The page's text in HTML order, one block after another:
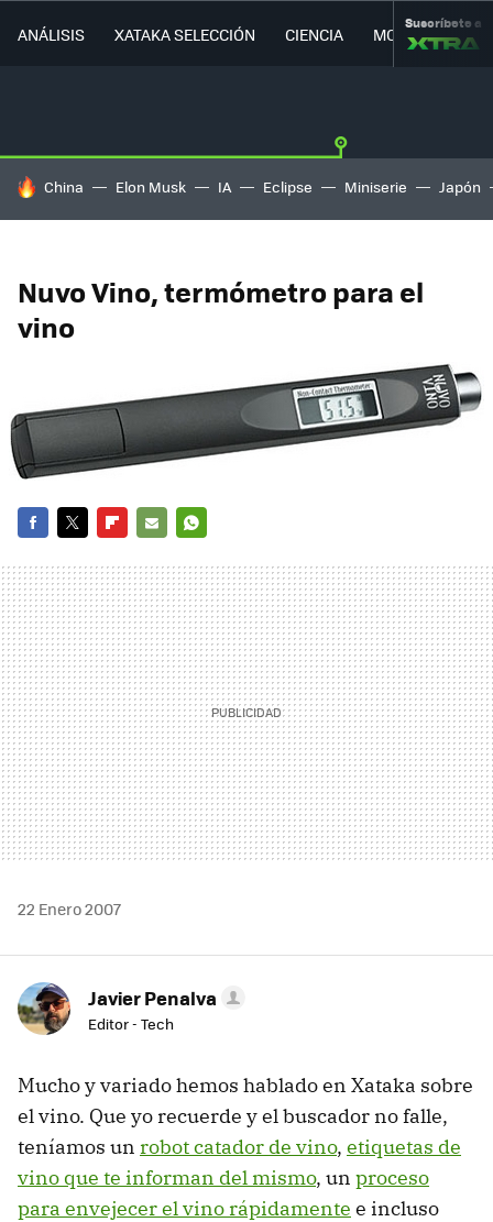
ANÁLISIS XATAKA SELECCIÓN CIENCIA MOVILIDAD
Suscríbete a
HOY SE HABLA DE
China Elon Musk IA Eclipse Miniserie Japón
Nuvo Vino, termómetro para el
vino
MAIL
22 Enero 2007
Javier Penalva
Editor - Tech
Mucho y variado hemos hablado en Xataka sobre
el vino. Que yo recuerde y el buscador no falle,
teníamos un robot catador de vino, etiquetas de
vino que te informan del mismo, un proceso
para envejecer el vino rápidamente e incluso